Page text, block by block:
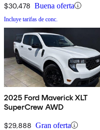
$30,478 Buena oferta
Incluye tarifas de conc.
2025 Ford Maverick XLT
SuperCrew AWD
$29,888 Gran oferta